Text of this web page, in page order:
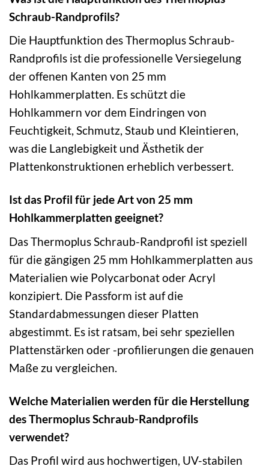
Schraub-Randprofils?
Die Hauptfunktion des Thermoplus Schraub-
Randprofils ist die professionelle Versiegelung
der offenen Kanten von 25 mm
Hohlkammerplatten. Es schützt die
Hohlkammern vor dem Eindringen von
Feuchtigkeit, Schmutz, Staub und Kleintieren,
was die Langlebigkeit und Ästhetik der
Plattenkonstruktionen erheblich verbessert.
Ist das Profil für jede Art von 25 mm
Hohlkammerplatten geeignet?
Das Thermoplus Schraub-Randprofil ist speziell
für die gängigen 25 mm Hohlkammerplatten aus
Materialien wie Polycarbonat oder Acryl
konzipiert. Die Passform ist auf die
Standardabmessungen dieser Platten
abgestimmt. Es ist ratsam, bei sehr speziellen
Plattenstärken oder -profilierungen die genauen
Maße zu vergleichen.
Welche Materialien werden für die Herstellung
des Thermoplus Schraub-Randprofils
verwendet?
Das Profil wird aus hochwertigen, UV-stabilen